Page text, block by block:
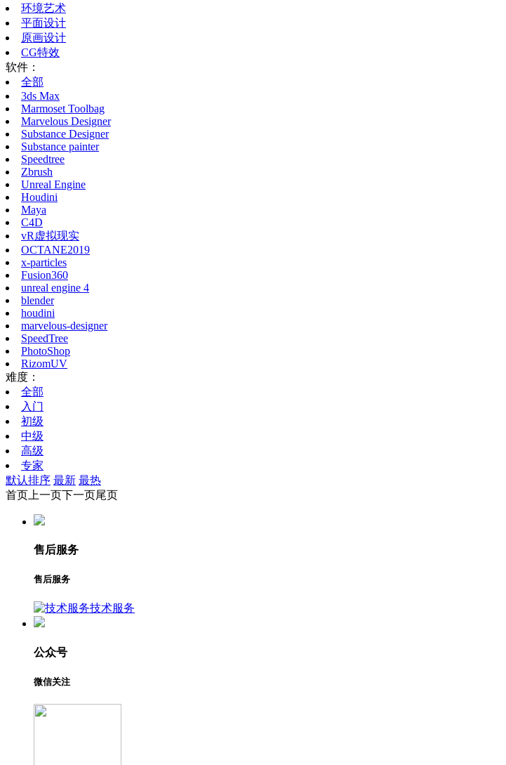
环境艺术
平面设计
原画设计
CG特效
软件：
全部
3ds Max
Marmoset Toolbag
Marvelous Designer
Substance Designer
Substance painter
Speedtree
Zbrush
Unreal Engine
Houdini
Maya
C4D
vR虚拟现实
OCTANE2019
x-particles
Fusion360
unreal engine 4
blender
houdini
marvelous-designer
SpeedTree
PhotoShop
RizomUV
难度：
全部
入门
初级
中级
高级
专家
默认排序 最新 最热
首页 上一页下一页尾页
售后服务
售后服务
技术服务
公众号
微信关注